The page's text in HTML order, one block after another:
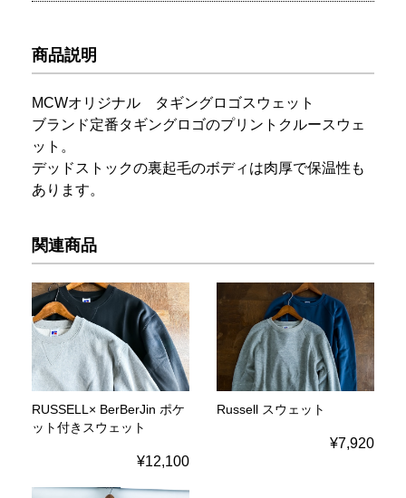
商品説明
MCWオリジナル タギングロゴスウェット
ブランド定番タギングロゴのプリントクルースウェ
ット。
デッドストックの裏起毛のボディは肉厚で保温性も
あります。
関連商品
RUSSELL× BerBerJin ポケ
ット付きスウェット
¥12,100
Russell スウェット
¥7,920